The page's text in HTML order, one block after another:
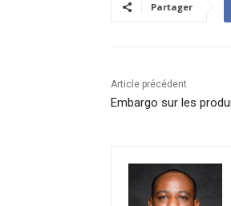
Partager
Article précédent
Embargo sur les